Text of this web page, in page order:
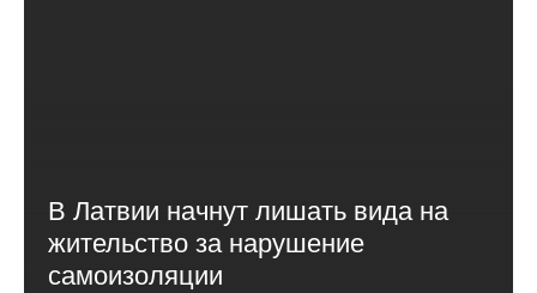
В Латвии начнут лишать вида на
жительство за нарушение
самоизоляции